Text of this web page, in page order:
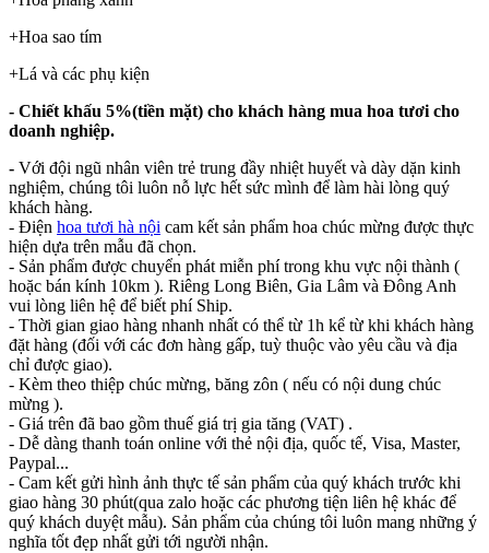
+Hoa sao tím
+Lá và các phụ kiện
- Chiết khấu 5%(tiền mặt) cho khách hàng mua hoa tươi cho
doanh nghiệp.
- Với đội ngũ nhân viên trẻ trung đầy nhiệt huyết và dày dặn kinh
nghiệm, chúng tôi luôn nỗ lực hết sức mình để làm hài lòng quý
khách hàng.
- Điện hoa tươi hà nội cam kết sản phẩm hoa chúc mừng được thực
hiện dựa trên mẫu đã chọn.
- Sản phẩm được chuyển phát miễn phí trong khu vực nội thành (
hoặc bán kính 10km ). Riêng Long Biên, Gia Lâm và Đông Anh
vui lòng liên hệ để biết phí Ship.
- Thời gian giao hàng nhanh nhất có thể từ 1h kể từ khi khách hàng
đặt hàng (đối với các đơn hàng gấp, tuỳ thuộc vào yêu cầu và địa
chỉ được giao).
- Kèm theo thiệp chúc mừng, băng zôn ( nếu có nội dung chúc
mừng ).
- Giá trên đã bao gồm thuế giá trị gia tăng (VAT) .
- Dễ dàng thanh toán online với thẻ nội địa, quốc tế, Visa, Master,
Paypal...
- Cam kết gửi hình ảnh thực tế sản phẩm của quý khách trước khi
giao hàng 30 phút(qua zalo hoặc các phương tiện liên hệ khác để
quý khách duyệt mẫu). Sản phẩm của chúng tôi luôn mang những ý
nghĩa tốt đẹp nhất gửi tới người nhận.